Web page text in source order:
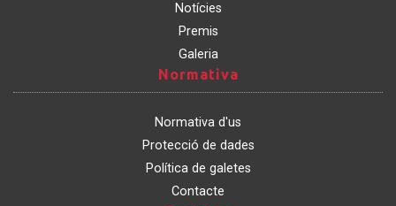
Notícies
Premis
Galeria
Normativa
Normativa d'us
Protecció de dades
Política de galetes
Contacte